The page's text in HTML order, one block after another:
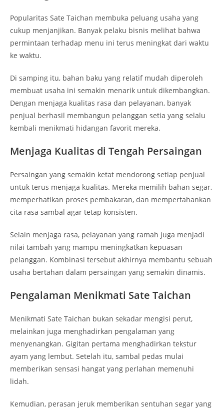
Popularitas Sate Taichan membuka peluang usaha yang
cukup menjanjikan. Banyak pelaku bisnis melihat bahwa
permintaan terhadap menu ini terus meningkat dari waktu
ke waktu.
Di samping itu, bahan baku yang relatif mudah diperoleh
membuat usaha ini semakin menarik untuk dikembangkan.
Dengan menjaga kualitas rasa dan pelayanan, banyak
penjual berhasil membangun pelanggan setia yang selalu
kembali menikmati hidangan favorit mereka.
Menjaga Kualitas di Tengah Persaingan
Persaingan yang semakin ketat mendorong setiap penjual
untuk terus menjaga kualitas. Mereka memilih bahan segar,
memperhatikan proses pembakaran, dan mempertahankan
cita rasa sambal agar tetap konsisten.
Selain menjaga rasa, pelayanan yang ramah juga menjadi
nilai tambah yang mampu meningkatkan kepuasan
pelanggan. Kombinasi tersebut akhirnya membantu sebuah
usaha bertahan dalam persaingan yang semakin dinamis.
Pengalaman Menikmati Sate Taichan
Menikmati Sate Taichan bukan sekadar mengisi perut,
melainkan juga menghadirkan pengalaman yang
menyenangkan. Gigitan pertama menghadirkan tekstur
ayam yang lembut. Setelah itu, sambal pedas mulai
memberikan sensasi hangat yang perlahan memenuhi
lidah.
Kemudian, perasan jeruk memberikan sentuhan segar yang